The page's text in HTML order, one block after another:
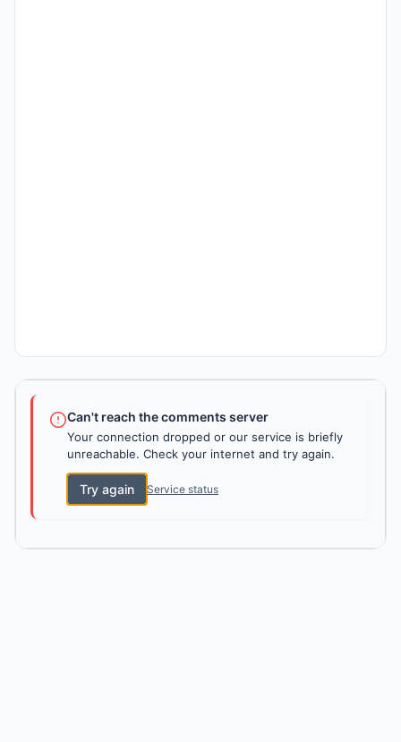
Can't reach the comments server
Your connection dropped or our service is briefly
unreachable. Check your internet and try again.
Try again Service status